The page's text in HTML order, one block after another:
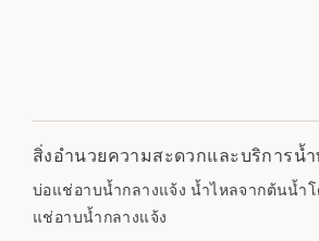
สิ่งอำนวยความสะดวกและบริการน้
บ่อแช่อาบน้ำกลางแจ้ง น้ำไหลจากต้นน้ำ
แช่อาบน้ำกลางแจ้ง